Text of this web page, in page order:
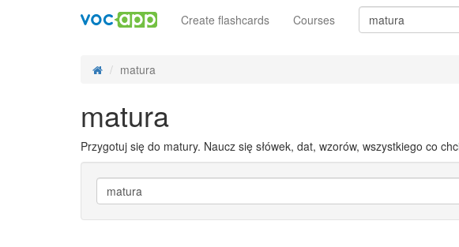
Create flashcards Courses
matura
matura
Przygotuj się do matury. Naucz się słówek, dat, wzorów, wszystkiego co